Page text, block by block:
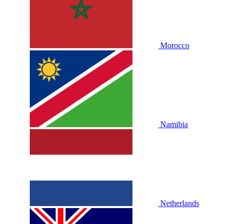
Morocco
Namibia
Netherlands